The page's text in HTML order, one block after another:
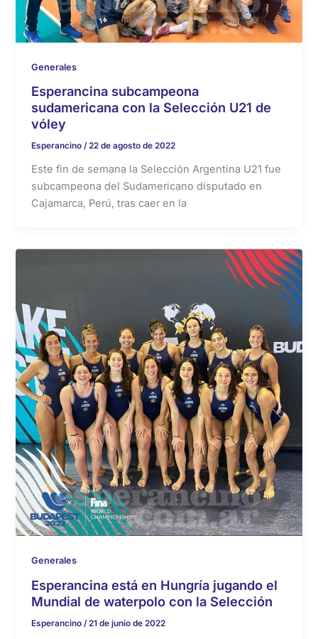
Generales
Esperancina subcampeona
sudamericana con la Selección U21 de
vóley
Esperancino/22 de agosto de 2022
Este fin de semana la Selección Argentina U21 fue
subcampeona del Sudamericano disputado en
Cajamarca, Perú, tras caer en la
Generales
Esperancina está en Hungría jugando el
Mundial de waterpolo con la Selección
Esperancino/21 de junio de 2022